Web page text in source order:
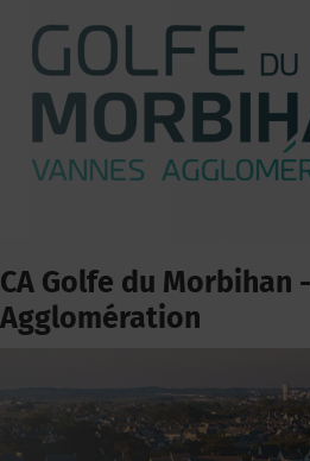
CA Golfe du Morbihan
Agglomération